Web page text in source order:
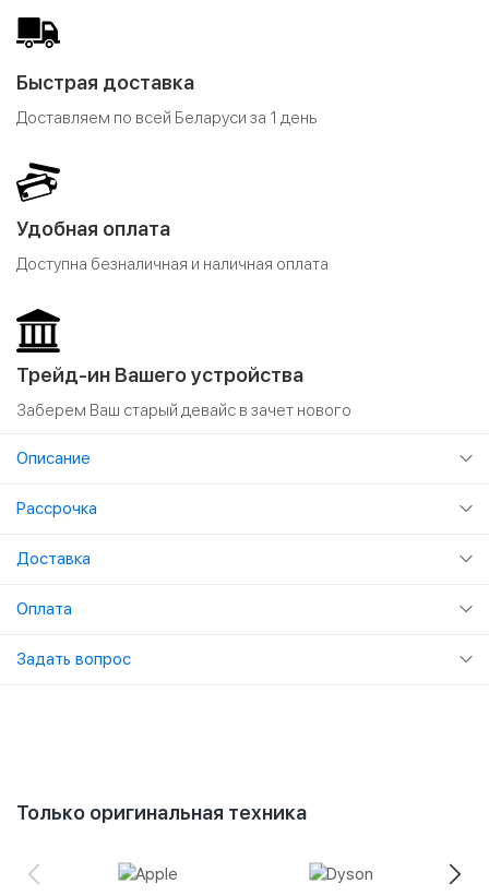
Быстрая доставка
Доставляем по всей Беларуси за 1 день
Удобная оплата
Доступна безналичная и наличная оплата
Трейд-ин Вашего устройства
Заберем Ваш старый девайс в зачет нового
Описание
Рассрочка
Доставка
Оплата
Задать вопрос
Только оригинальная техника